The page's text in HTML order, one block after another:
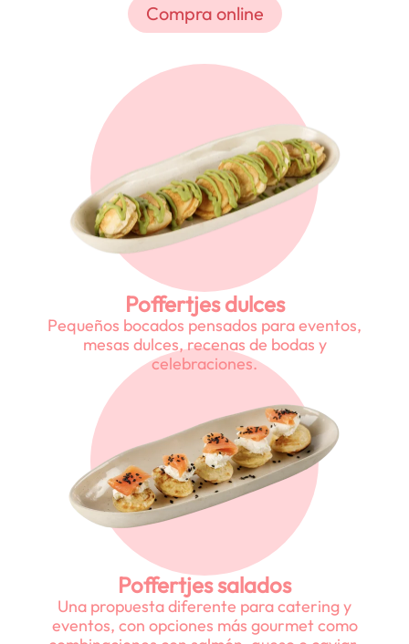
Compra online
Poffertjes dulces
Pequeños bocados pensados para eventos,
mesas dulces, recenas de bodas y
celebraciones.
Poffertjes salados
Una propuesta diferente para catering y
eventos, con opciones más gourmet como